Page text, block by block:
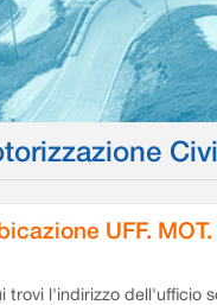
UFF.
trovi l'indirizzo dell'ufficio